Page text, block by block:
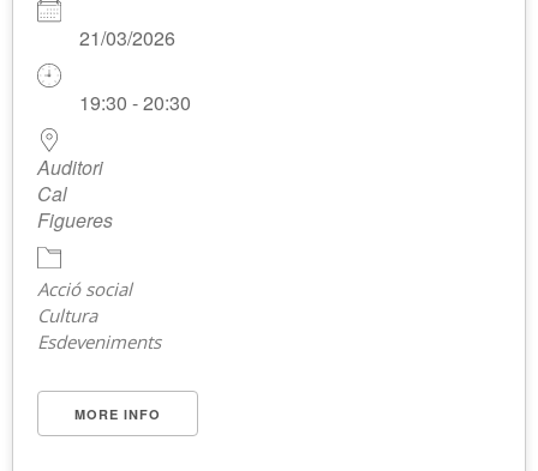
21/03/2026
19:30 - 20:30
Auditori
Cal
Figueres
Acció social
Cultura
Esdeveniments
MORE INFO